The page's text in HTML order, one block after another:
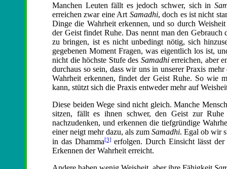
Manchen Leuten fällt es jedoch schwer, sich in
erreichen zwar eine Art Samadhi, doch es ist nicht
Dinge die Wahrheit erkennen, und so durch
der Geist findet Ruhe. Das nennt man den
zu bringen, ist es nicht unbedingt nötig, sich
gegebenen Moment Fragen, was eigentlich los ist,
nicht die höchste Stufe des Samadhierreichen, aber
durchaus so sein, dass wir uns in unserer Praxis
Wahrheit erkennen, findet der Geist Ruhe. So wie
kann, stützt sich die Praxis entweder mehr auf
Diese beiden Wege sind nicht gleich. Manche
sitzen, fällt es ihnen schwer, den Geist zur
nachzudenken, und erkennen die tiefgründige
einer neigt mehr dazu, als zumSamadhi. Egal ob wir
in das Dhamma[3] erfolgen. Durch Einsicht lässt
Erkennen der Wahrheit erreicht.